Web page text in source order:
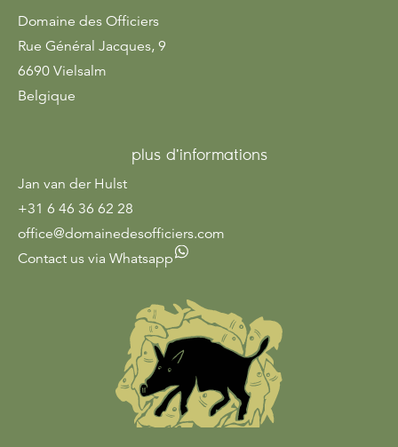
Domaine des Officiers
Rue Général Jacques, 9
6690 Vielsalm
Belgique
plus d'informations
Jan van der Hulst
+31 6 46 36 62 28
office@domainedesofficiers.com
Contact us via Whatsapp